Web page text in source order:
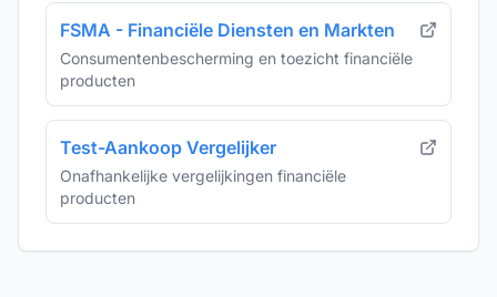
FSMA - Financiële Diensten en Markten
Consumentenbescherming en toezicht financiële
producten
Test-Aankoop Vergelijker
Onafhankelijke vergelijkingen financiële
producten